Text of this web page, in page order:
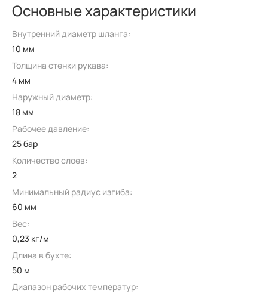
Основные характеристики
Внутренний диаметр шланга:
10 мм
Толщина стенки рукава:
4 мм
Наружный диаметр:
18 мм
Рабочее давление:
25 бар
Количество слоев:
2
Минимальный радиус изгиба:
60 мм
Вес:
0,23 кг/м
Длина в бухте:
50 м
Диапазон рабочих температур: